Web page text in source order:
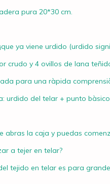
pura 20*30 cm.
ya viene urdido (urdido
crudo y 4 ovillos de lana
para una ràpida
urdido del telar + punto
abras la caja y puedas
a tejer en telar?
tejido en telar es para